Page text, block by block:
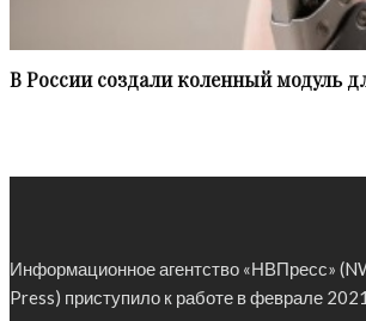
В России создали коленный модуль
Информационное агентство «НВПресс»
Press) приступило к работе в феврале